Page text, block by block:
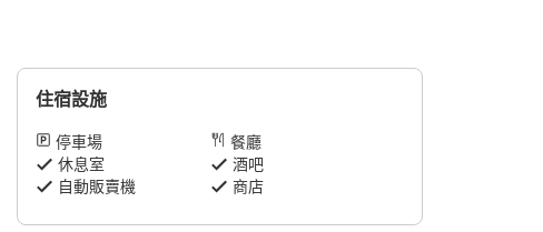
住宿設施
停車場
餐廳
休息室
酒吧
自動販賣機
商店